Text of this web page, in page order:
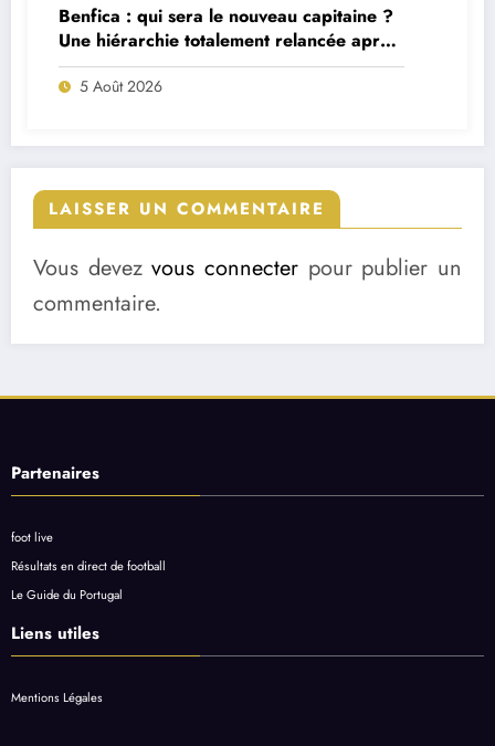
Benfica : qui sera le nouveau capitaine ?
Une hiérarchie totalement relancée après
deux départs majeurs
5 Août 2026
LAISSER UN COMMENTAIRE
Vous devezvous connecter pour publier un
commentaire.
Partenaires
foot live
Résultats en direct de football
Le Guide du Portugal
Liens utiles
Mentions Légales